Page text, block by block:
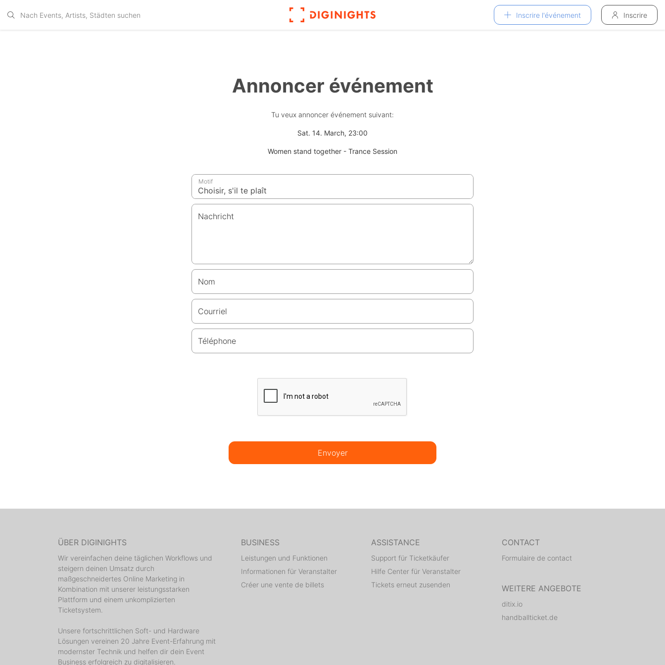
Inscrire l'événement Inscrire
Annoncer événement
Tu veux annoncer événement suivant:
Sat. 14. March, 23:00
Women stand together - Trance Session
Motif
Nachricht
Nom
Courriel
Téléphone
Envoyer
ÜBER DIGINIGHTS
Wir vereinfachen deine täglichen Workflows und
steigern deinen Umsatz durch
maßgeschneidertes Online Marketing in
Kombination mit unserer leistungsstarken
Plattform und einem unkomplizierten
Ticketsystem.
Unsere fortschrittlichen Soft- und Hardware
Lösungen vereinen 20 Jahre Event-Erfahrung mit
modernster Technik und helfen dir dein Event
Business erfolgreich zu digitalisieren.
BUSINESS
Leistungen und Funktionen
Informationen für Veranstalter
Créer une vente de billets
ASSISTANCE
Support für Ticketkäufer
Hilfe Center für Veranstalter
Tickets erneut zusenden
CONTACT
Formulaire de contact
WEITERE ANGEBOTE
ditix.io
handballticket.de